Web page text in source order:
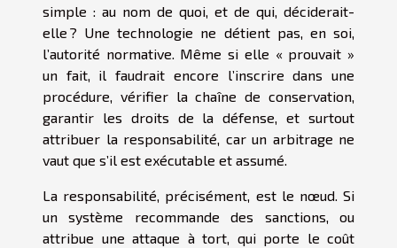
simple : au nom de quoi, et de qui, déciderait-
elle ? Une technologie ne détient pas, en soi,
l’autorité normative. Même si elle « prouvait »
un fait, il faudrait encore l’inscrire dans une
procédure, vérifier la chaîne de conservation,
garantir les droits de la défense, et surtout
attribuer la responsabilité, car un arbitrage ne
vaut que s’il est exécutable et assumé.
La responsabilité, précisément, est le nœud. Si
un système recommande des sanctions, ou
attribue une attaque à tort, qui porte le coût